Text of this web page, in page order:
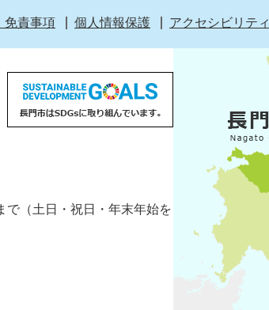
免責事項 個人情報保護 アクセシビリティ
で（土日・祝日・年末年始を